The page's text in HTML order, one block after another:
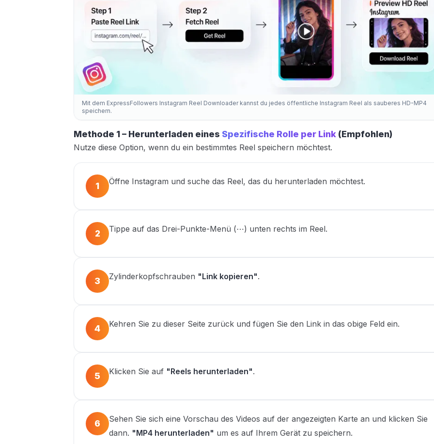
Mit dem ExpressFollowers Instagram Reel Downloader kannst du jedes öffentliche Instagram Reel als sauberes HD-MP4
speichern.
Methode 1 – Herunterladen eines Spezifische Rolle per Link (Empfohlen)
Nutze diese Option, wenn du ein bestimmtes Reel speichern möchtest.
1 Öffne Instagram und suche das Reel, das du herunterladen möchtest.
2 Tippe auf das Drei-Punkte-Menü (⋯) unten rechts im Reel.
3 Zylinderkopfschrauben "Link kopieren".
4 Kehren Sie zu dieser Seite zurück und fügen Sie den Link in das obige Feld ein.
5 Klicken Sie auf "Reels herunterladen".
6
Sehen Sie sich eine Vorschau des Videos auf der angezeigten Karte an und klicken Sie
dann. "MP4 herunterladen" um es auf Ihrem Gerät zu speichern.